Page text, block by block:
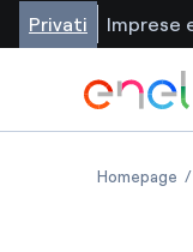
Privati Imprese
Homepage